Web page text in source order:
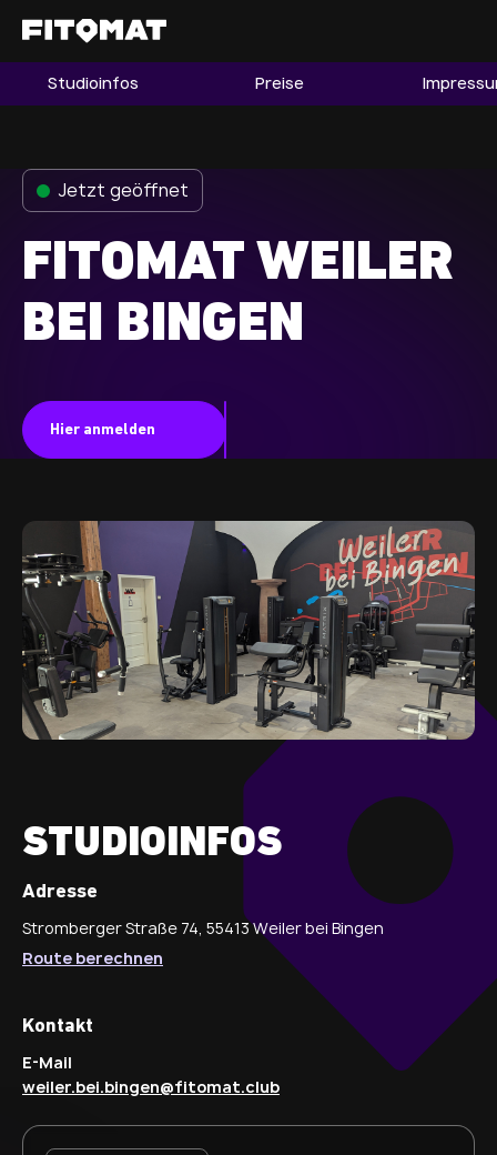
Gym
Franchise
Firmenfitness
Mitglieder LOGIN
Studioinfos Preise
Jetzt geöffnet
FITOMAT WEILER
BEI BINGEN
Hier anmelden
STUDIOINFOS
Adresse
Stromberger Straße 74, 55413 Weiler bei Bingen
Route berechnen
Kontakt
E-Mail
weiler.bei.bingen@fitomat.club